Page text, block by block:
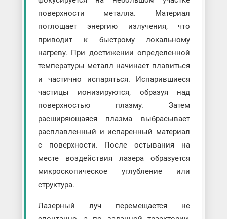
поверхности металла. Материал
поглощает энергию излучения, что
приводит к быстрому локальному
нагреву. При достижении определенной
температуры металл начинает плавиться
и частично испаряться. Испарившиеся
частицы ионизируются, образуя над
поверхностью плазму. Затем
расширяющаяся плазма выбрасывает
расплавленный и испаренный материал
с поверхности. После остывания на
месте воздействия лазера образуется
микроскопическое углубление или
структура.
Лазерный луч перемещается не